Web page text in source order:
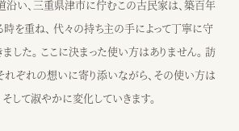
三交バスエンマ堂前から徒歩3分、津駅から車
沿い、三重県津市に佇むこの古民家は、築百年
時を重ね、 代々の持ち主の手によって丁寧に守
ました。 ここに決まった使い方はありません。 訪
れぞれの想いに寄り添いながら、その使い方は
そして淑やかに変化していきます。